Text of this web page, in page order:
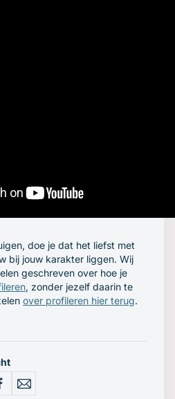
doe je dat het liefst met
bij jouw karakter liggen. Wij
geschreven over hoe je
, zonder jezelf daarin te
over profileren hier terug.